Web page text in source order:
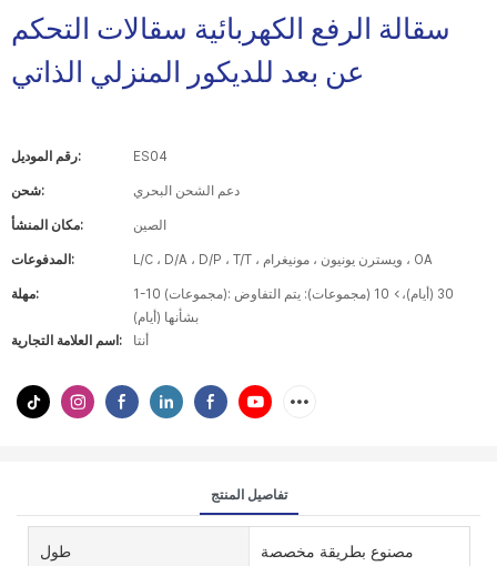
سقالة الرفع الكهربائية سقالات التحكم
عن بعد للديكور المنزلي الذاتي
رقم الموديل: ES04
شحن: دعم الشحن البحري
مكان المنشأ: الصين
المدفوعات: L/C ، D/A ، D/P ، T/T ، ويسترن يونيون ، مونيغرام ، OA
مهلة:
1-10 (مجموعات): 30 (أيام)،> 10 (مجموعات): يتم التفاوض
بشأنها (أيام)
اسم العلامة التجارية:
أنتا
تفاصيل المنتج
طول مصنوع بطريقة مخصصة